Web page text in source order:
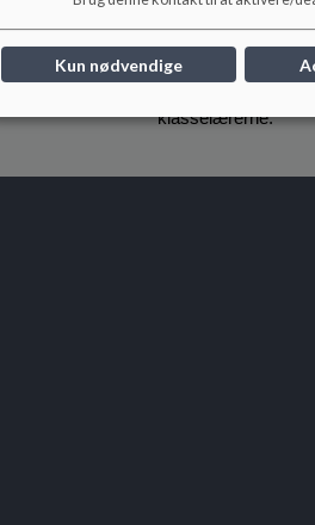
personlige og
klasselærerne er
der i samarbejde
trivselsarbejde.
klasselærerne.
Kun nødvendige